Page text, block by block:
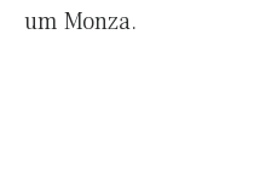
um Monza.